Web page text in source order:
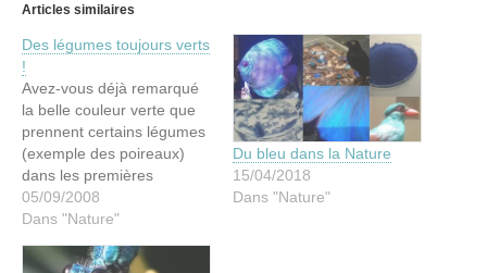
Articles similaires
Des légumes toujours verts
!
Avez-vous déjà remarqué
la belle couleur verte que
prennent certains légumes
(exemple des poireaux)
dans les premières
minutes de leur cuisson à
l’eau bouillante ? Si l’on
s’estompe et devient fade.
05/09/2008
Dans "Nature"
Du bleu dans la Nature
15/04/2018
Dans "Nature"